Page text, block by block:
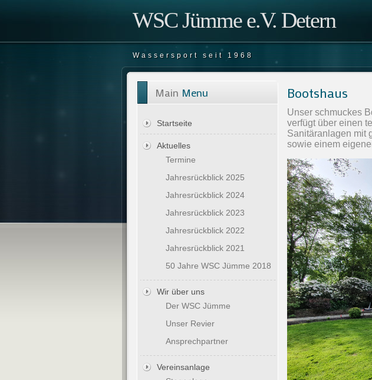
WSC Jümme e.V. Detern
Wassersport seit 1968
Main Menu
Startseite
Aktuelles
Termine
Jahresrückblick 2025
Jahresrückblick 2024
Jahresrückblick 2023
Jahresrückblick 2022
Jahresrückblick 2021
50 Jahre WSC Jümme 2018
Wir über uns
Der WSC Jümme
Unser Revier
Ansprechpartner
Vereinsanlage
Bootshaus
Unser schmuckes
verfügt über einen
Sanitäranlagen mit
sowie einem